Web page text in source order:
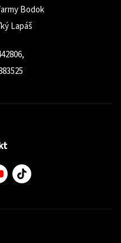
Bodok
Lapáš